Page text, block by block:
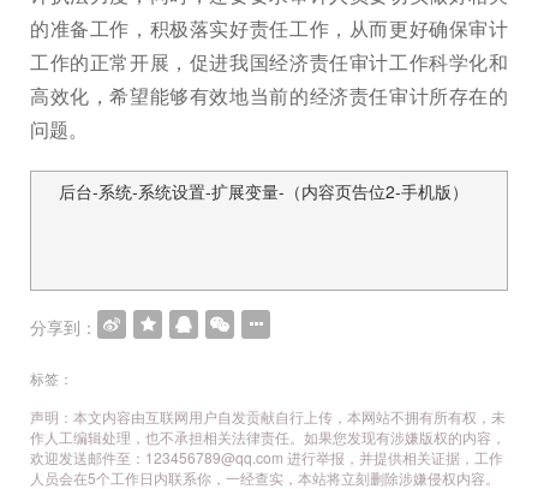
的准备工作，积极落实好责任工作，从而更好确保审计
工作的正常开展，促进我国经济责任审计工作科学化和
高效化，希望能够有效地当前的经济责任审计所存在的
问题。
文
导
航
后台-系统-系统设置-扩展变量-（内容页告位2-手机版）
分享到：
标签：
声明：本文内容由互联网用户自发贡献自行上传，本网站不拥有所有权，未
作人工编辑处理，也不承担相关法律责任。如果您发现有涉嫌版权的内容，
欢迎发送邮件至：123456789@qq.com 进行举报，并提供相关证据，工作
人员会在5个工作日内联系你，一经查实，本站将立刻删除涉嫌侵权内容。